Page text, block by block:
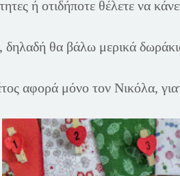
ή οτιδήποτε θέλετε να
θα βάλω μερικά
αφορά μόνο τον Νικόλα,